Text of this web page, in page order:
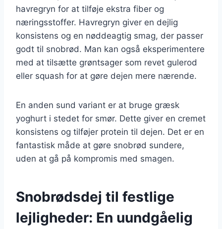
havregryn for at tilføje ekstra fiber og
næringsstoffer. Havregryn giver en dejlig
konsistens og en nøddeagtig smag, der passer
godt til snobrød. Man kan også eksperimentere
med at tilsætte grøntsager som revet gulerod
eller squash for at gøre dejen mere nærende.
En anden sund variant er at bruge græsk
yoghurt i stedet for smør. Dette giver en cremet
konsistens og tilføjer protein til dejen. Det er en
fantastisk måde at gøre snobrød sundere,
uden at gå på kompromis med smagen.
Snobrødsdej til festlige
lejligheder: En uundgåelig